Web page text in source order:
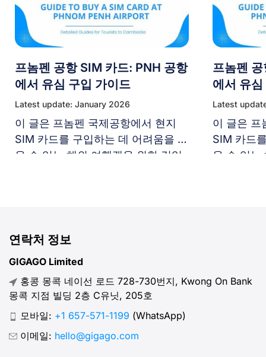
프놈펜 공항 SIM 카드: PNH 공항
에서 유심 구입 가이드
Latest update: January 2026
이 글은 프놈펜 국제공항에서 현지
SIM 카드를 구입하는 데 어려움을 겪
을 수 있는 해외 여행객을 위한 것입
이드는 공항에서 흔히 볼 수 있는
과 예산에 맞는 통신사 선택 팁을 제
공합니다. 저희 […]
프놈펜
에서 유
Latest
이 글은 프
SIM 카드
을 수 있는
공합니다.
연락처 정보
GIGAGO Limited
홍콩 몽콕 네이선 로드 728-730번지, Kwong On Bank
몽콕 지점 빌딩 2층 C유닛, 205호
모바일: +1 657-571-1199 (WhatsApp)
이메일: hello@gigago.com